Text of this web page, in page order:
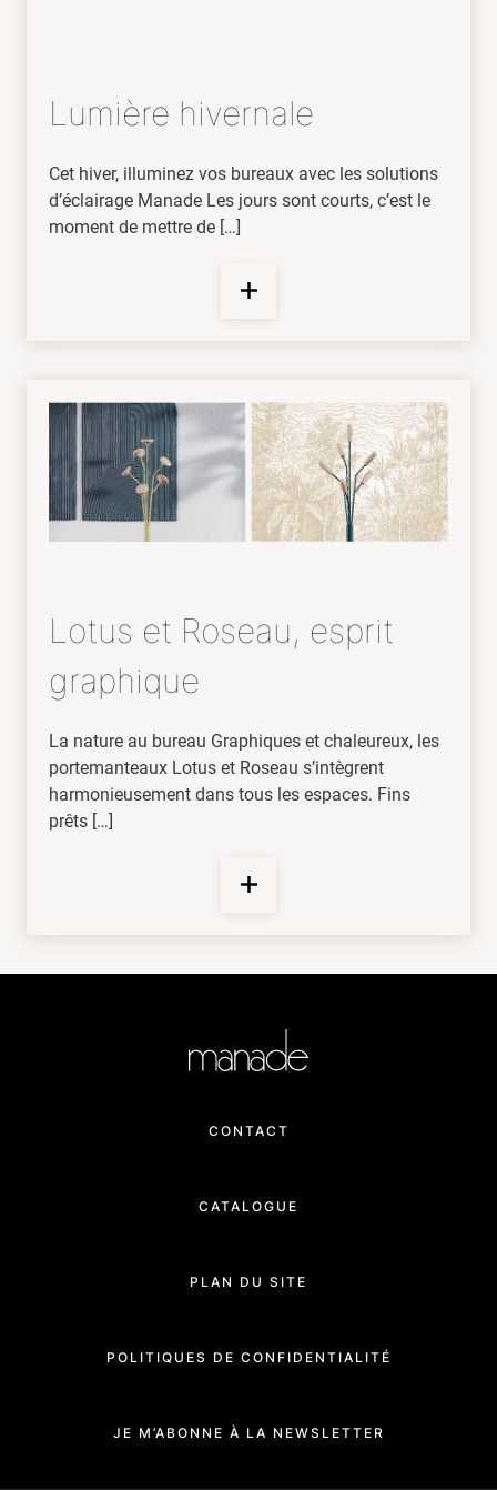
Lumière hivernale
Cet hiver, illuminez vos bureaux avec les solutions
d’éclairage Manade Les jours sont courts, c’est le
moment de mettre de […]
Lotus et Roseau, esprit
graphique
La nature au bureau Graphiques et chaleureux, les
portemanteaux Lotus et Roseau s’intègrent
harmonieusement dans tous les espaces. Fins
prêts […]
CONTACT
CATALOGUE
PLAN DU SITE
POLITIQUES DE CONFIDENTIALITÉ
JE M’ABONNE À LA NEWSLETTER